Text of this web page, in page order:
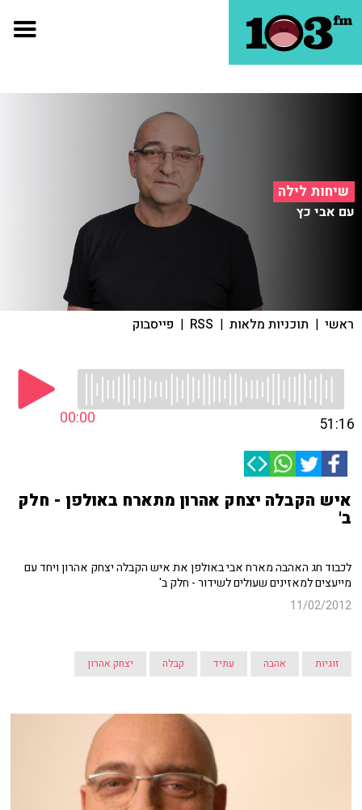
שיחות לילה
עם אבי כץ
ראשי | תוכניות מלאות |
RSS
| פייסבוק
00:00 51:16
איש הקבלה יצחק אהרון מתארח באולפן - חלק
ב'
לכבוד חג האהבה מארח אבי באולפן את איש הקבלה יצחק אהרון ויחד עם
מייעצים למאזינים שעולים לשידור - חלק ב'
11/02/2012
זוגיות אהבה עתיד קבלה יצחק אהרון